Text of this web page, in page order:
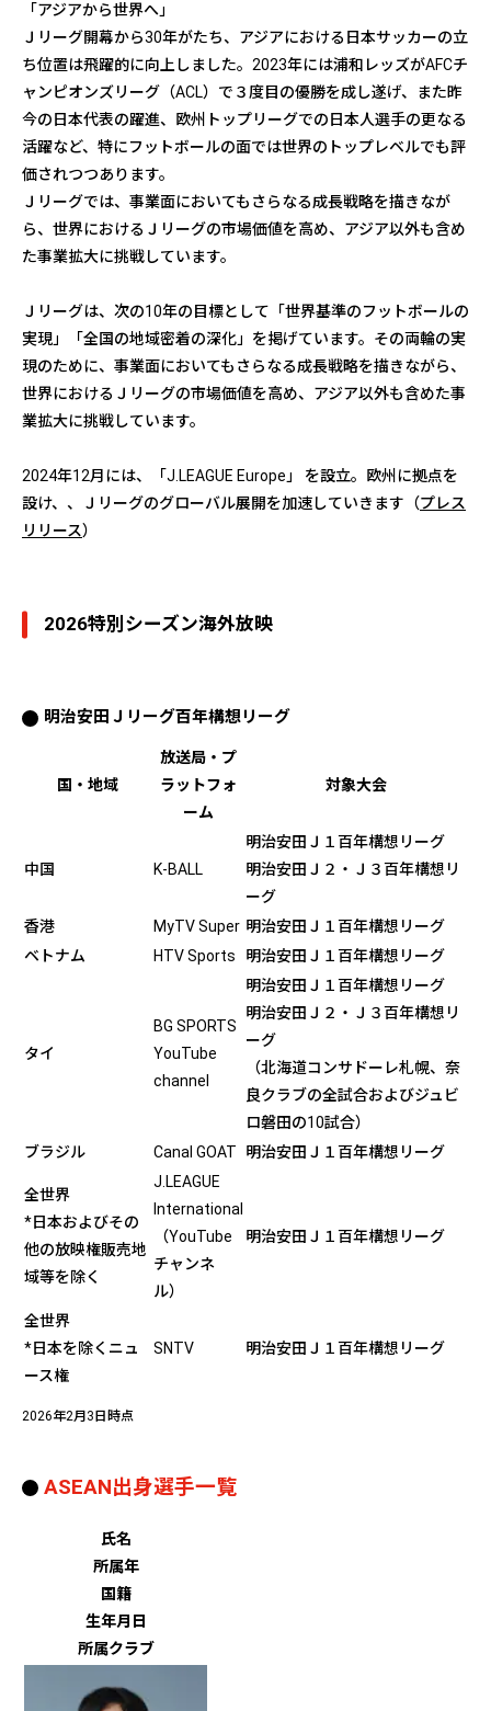
「アジアから世界へ」
Ｊリーグ開幕から30年がたち、アジアにおける日本サッカーの立
ち位置は飛躍的に向上しました。2023年には浦和レッズがAFCチ
ャンピオンズリーグ（ACL）で３度目の優勝を成し遂げ、また昨
今の日本代表の躍進、欧州トップリーグでの日本人選手の更なる
活躍など、特にフットボールの面では世界のトップレベルでも評
価されつつあります。
Ｊリーグでは、事業面においてもさらなる成長戦略を描きなが
ら、世界におけるＪリーグの市場価値を高め、アジア以外も含め
た事業拡大に挑戦しています。
Ｊリーグは、次の10年の目標として「世界基準のフットボールの
実現」「全国の地域密着の深化」を掲げています。その両輪の実
現のために、事業面においてもさらなる成長戦略を描きながら、
世界におけるＪリーグの市場価値を高め、アジア以外も含めた事
業拡大に挑戦しています。
2024年12月には、「J.LEAGUE Europe」 を設立。欧州に拠点を
設け、、Ｊリーグのグローバル展開を加速していきます（プレス
リリース）
2026特別シーズン海外放映
明治安田Ｊリーグ百年構想リーグ
国・地域
放送局・プ
ラットフォ
ーム
対象大会
中国 K-BALL
明治安田Ｊ１百年構想リーグ
明治安田Ｊ２・Ｊ３百年構想リ
ーグ
香港
MyTV Super 明治安田Ｊ１百年構想リーグ
ベトナム
HTV Sports 明治安田Ｊ１百年構想リーグ
タイ
BG SPORTS
YouTube
channel
明治安田Ｊ１百年構想リーグ
明治安田Ｊ２・Ｊ３百年構想リ
ーグ
（北海道コンサドーレ札幌、奈
良クラブの全試合およびジュビ
ロ磐田の10試合）
ブラジル
Canal GOAT 明治安田Ｊ１百年構想リーグ
全世界
*日本およびその
他の放映権販売地
域等を除く
J.LEAGUE
International
（YouTube
チャンネ
ル）
明治安田Ｊ１百年構想リーグ
全世界
*日本を除くニュ
ース権
SNTV 明治安田Ｊ１百年構想リーグ
2026年2月3日時点
ASEAN出身選手一覧
氏名
所属年
国籍
生年月日
所属クラブ